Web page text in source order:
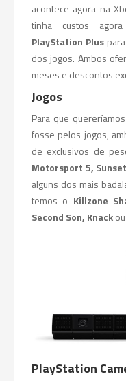
acontece agora na
tinha custos
PlayStation Plus
dos jogos. Ambos
meses e descontos
Jogos
Para que
fosse pelos jogos,
de exclusivos de
Motorsport 5,
alguns dos mais
temos o Killzone
Second Son, Knackou
PlayStation